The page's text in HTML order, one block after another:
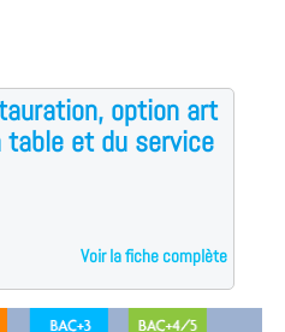
option art
et du service
Voir la fiche complète